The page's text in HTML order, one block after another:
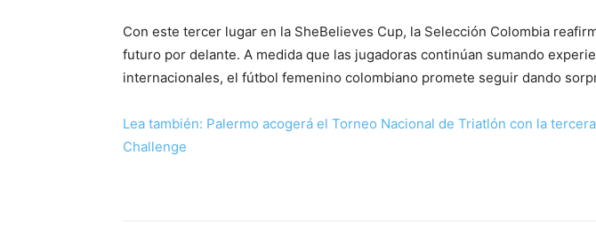
Con este tercer lugar en la SheBelieves Cup, la Selección Colombia
futuro por delante. A medida que las jugadoras continúan sumando
internacionales, el fútbol femenino colombiano promete seguir dando
Lea también: Palermo acogerá el Torneo Nacional de Triatlón con la
Challenge